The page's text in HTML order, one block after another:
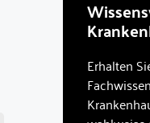
Erhalten